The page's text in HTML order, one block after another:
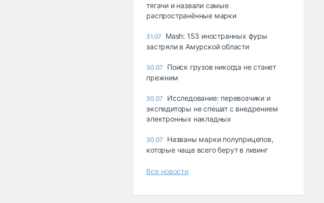
тягачи и назвали самые
распространённые марки
31.07
Mash: 153 иностранных фуры
застряли в Амурской области
30.07
Поиск грузов никогда не станет
прежним
30.07
Исследование: перевозчики и
экспедиторы не спешат с внедрением
электронных накладных
30.07
Названы марки полуприцепов,
которые чаще всего берут в лизинг
Все новости